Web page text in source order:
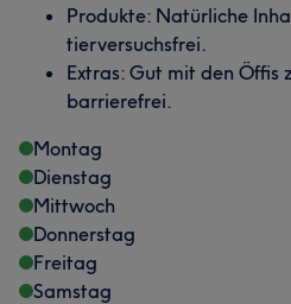
Produkte: Natürliche
tierversuchsfrei.
Extras: Gut mit den Öffis
barrierefrei.
Montag
Dienstag
Mittwoch
Donnerstag
Freitag
Samstag